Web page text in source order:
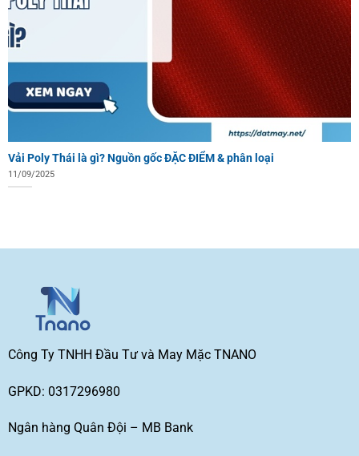
Vải Poly Thái là gì? Nguồn gốc ĐẶC ĐIỂM & phân loại
11/09/2025
Công Ty TNHH Đầu Tư và May Mặc TNANO
GPKD: 0317296980
Ngân hàng Quân Đội – MB Bank